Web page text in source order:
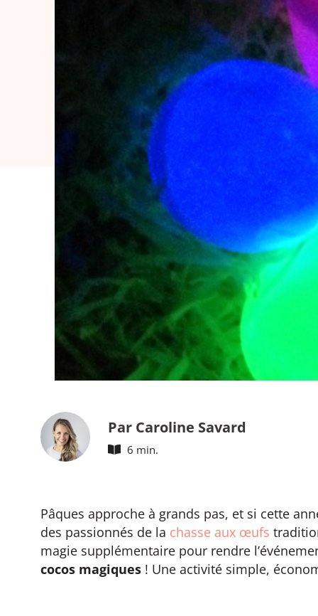
Par Caroline Savard
6 min.
Pâques approche à grands pas, et si cette
des passionnés de la chasse aux œufs
magie supplémentaire pour rendre
cocos magiques ! Une activité simple,